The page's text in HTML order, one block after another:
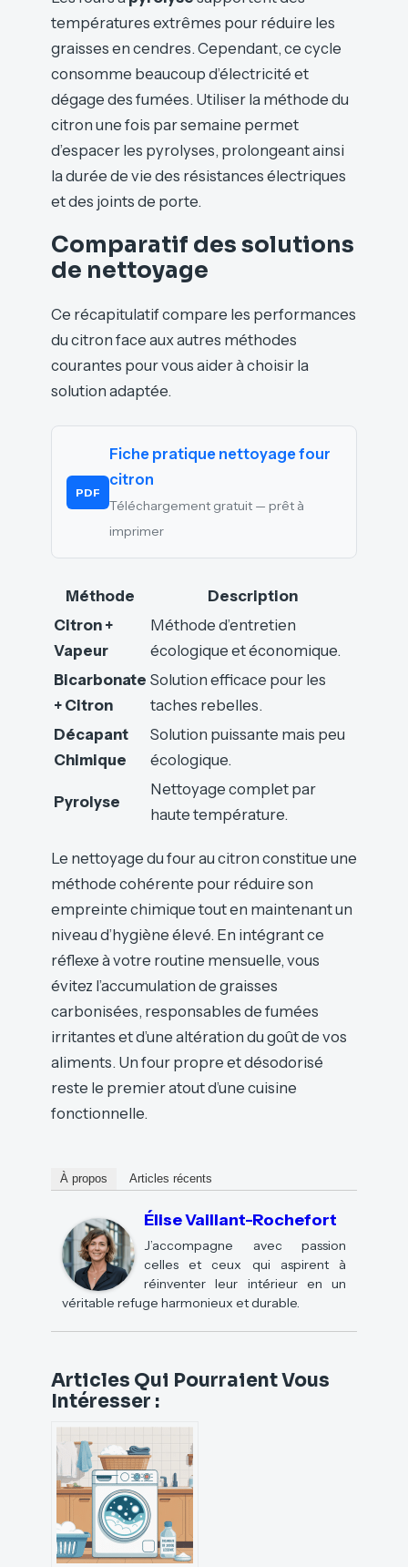
températures extrêmes pour réduire les
graisses en cendres. Cependant, ce cycle
consomme beaucoup d’électricité et
dégage des fumées. Utiliser la méthode du
citron une fois par semaine permet
d’espacer les pyrolyses, prolongeant ainsi
la durée de vie des résistances électriques
et des joints de porte.
Comparatif des solutions
de nettoyage
Ce récapitulatif compare les performances
du citron face aux autres méthodes
courantes pour vous aider à choisir la
solution adaptée.
PDF
Fiche pratique nettoyage four
citron
Téléchargement gratuit — prêt à
imprimer
Méthode
Description
Citron +
Vapeur
Méthode d’entretien
écologique et économique.
Bicarbonate
+ Citron
Solution efficace pour les
taches rebelles.
Décapant
Chimique
Solution puissante mais peu
écologique.
Pyrolyse
Nettoyage complet par
haute température.
Le nettoyage du four au citron constitue une
méthode cohérente pour réduire son
empreinte chimique tout en maintenant un
niveau d’hygiène élevé. En intégrant ce
réflexe à votre routine mensuelle, vous
évitez l’accumulation de graisses
carbonisées, responsables de fumées
irritantes et d’une altération du goût de vos
aliments. Un four propre et désodorisé
reste le premier atout d’une cuisine
fonctionnelle.
À propos Articles récents
Élise Vaillant-Rochefort
J’accompagne avec passion
celles et ceux qui aspirent à
réinventer leur intérieur en un
véritable refuge harmonieux et durable.
Articles Qui Pourraient Vous
Intéresser :